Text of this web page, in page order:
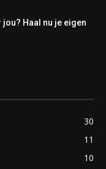
jou? Haal nu je eigen
30
11
10